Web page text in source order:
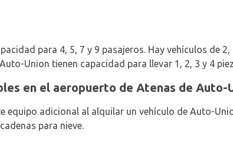
para 4, 5, 7 y 9 pasajeros. Hay vehículos de
Union tienen capacidad para llevar 1, 2, 3 y 4
en el aeropuerto de Atenas de Auto-
equipo adicional al alquilar un vehículo de Auto-
para nieve.